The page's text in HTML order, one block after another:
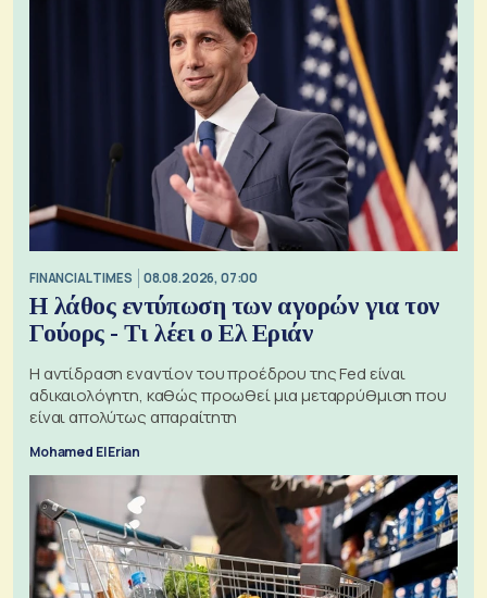
FINANCIAL TIMES 08.08.2026, 07:00
Η λάθος εντύπωση των αγορών για τον
Γούορς - Τι λέει ο Ελ Εριάν
Η αντίδραση εναντίον του προέδρου της Fed είναι
αδικαιολόγητη, καθώς προωθεί μια μεταρρύθμιση που
είναι απολύτως απαραίτητη
Mohamed El Erian